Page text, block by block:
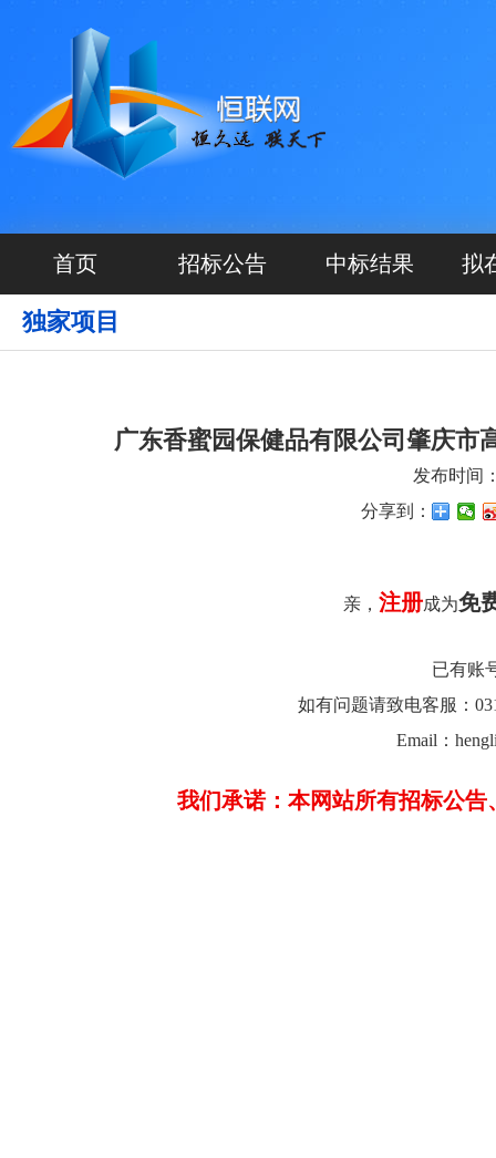
首页 招标公告 中标结果 拟
独家项目
广东香蜜园保健品有限公司肇庆市
发布时间
分享到：
亲， 注册成为免
已有账
如有问题请致电客服：
Email：
我们承诺：本网站所有招标公